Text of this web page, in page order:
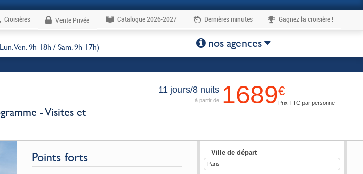
- Visites et
11 jours/8 nuits
à partir de 1689€
Prix TTC par personne
Points forts Ville de départ
Paris
Croisières Vente Privée Catalogue 2026-2027 Dernières minutes
Gagnez la croisière !
1
Ven. 9h-18h / Sam. 9h-17h) nos agences